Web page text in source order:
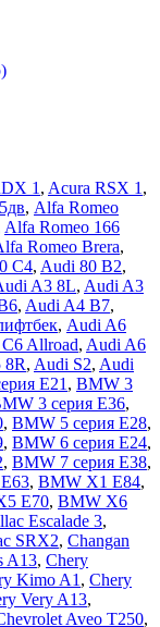
1 , Acura RSX 1 ,
, Alfa Romeo
Alfa Romeo 166
Romeo Brera,
C4, Audi 80 B2,
A3 8L, Audi A3
, Audi A4 B7,
, Audi A6
Allroad, Audi A6
8R, Audi S2, Audi
E21 , BMW 3
3 серия E36,
, BMW 5 серия E28,
, BMW 6 серия E24,
, BMW 7 серия E38,
, BMW X1 E84,
E70, BMW X6
Escalade 3,
SRX2, Changan
A13, Chery
Kimo A1 , Chery
Very A13,
Aveo T250,